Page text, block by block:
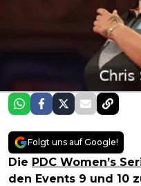
Folgt uns auf Google!
Die PDC Women’s
den Events 9 und 10